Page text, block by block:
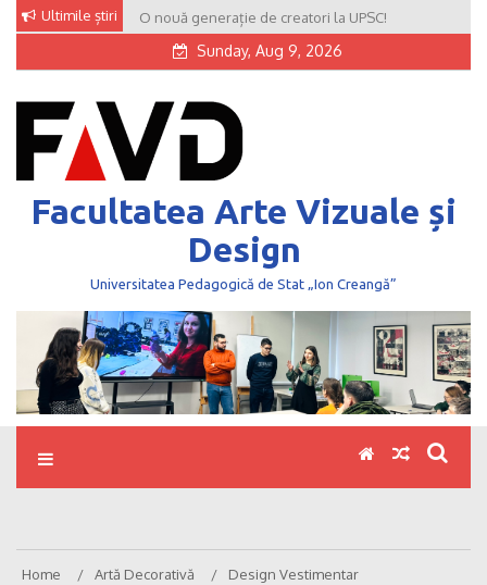
Skip
content
Ultimile știri O nouă generație de creatori la UPSC!
Sunday, Aug 9, 2026
Facultatea Arte Vizuale și
Design
Universitatea Pedagogică de Stat „Ion Creangă”
Home Artă Decorativă
Design Vestimentar